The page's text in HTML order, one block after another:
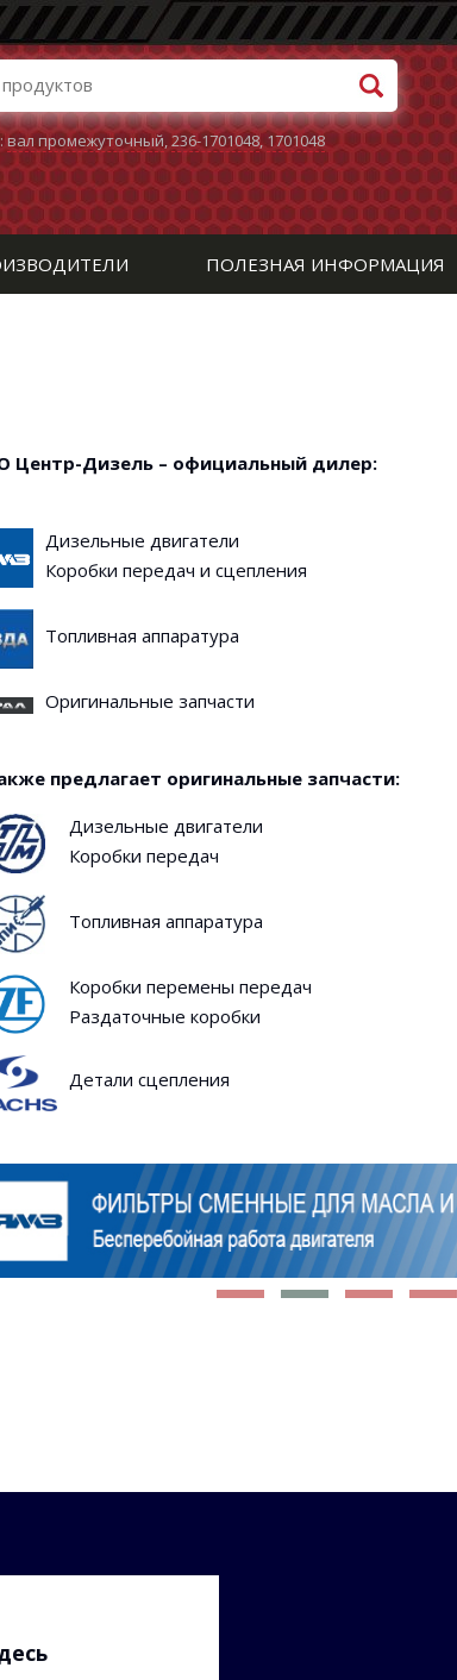
вал промежуточный,236-1701048,1701048
ПОЛЕЗНАЯ ИНФОРМАЦИЯ
Центр-Дизель – официальный дилер:
Дизельные двигатели
Коробки передач и сцепления
Топливная аппаратура
Оригинальные запчасти
предлагает оригинальные запчасти:
Дизельные двигатели
Коробки передач
Топливная аппаратура
Коробки перемены передач
Раздаточные коробки
Детали сцепления